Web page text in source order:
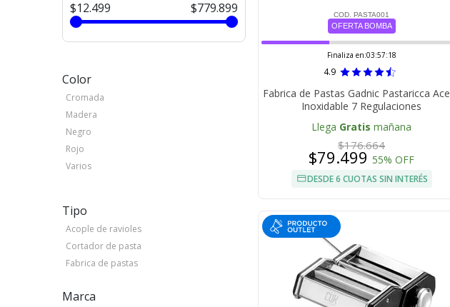
$12.499
$779.899
Color
Cromada
Madera
Negro
Rojo
Varios
Tipo
Acople de ravioles
Cortador de pasta
Fabrica de pastas
Marca
COD. PASTA001
OFERTA BOMBA
Finaliza en:03:57:17
4.9
Fabrica de Pastas Gadnic Pastaricca
Inoxidable 7 Regulaciones
Llega Gratis mañana
$176.664
$79.499 55% OFF
DESDE 6 CUOTAS SIN INTERÉS